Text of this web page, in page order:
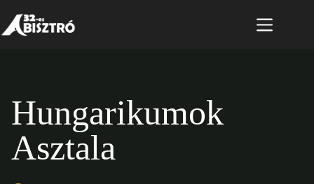
content
Hungarikumok
Asztala